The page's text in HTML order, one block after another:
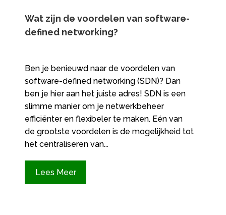
Wat zijn de voordelen van software-
defined networking?
Ben je benieuwd naar de voordelen van
software-defined networking (SDN)? Dan
ben je hier aan het juiste adres! SDN is een
slimme manier om je netwerkbeheer
efficiënter en flexibeler te maken. Eén van
de grootste voordelen is de mogelijkheid tot
het centraliseren van...
Lees Meer